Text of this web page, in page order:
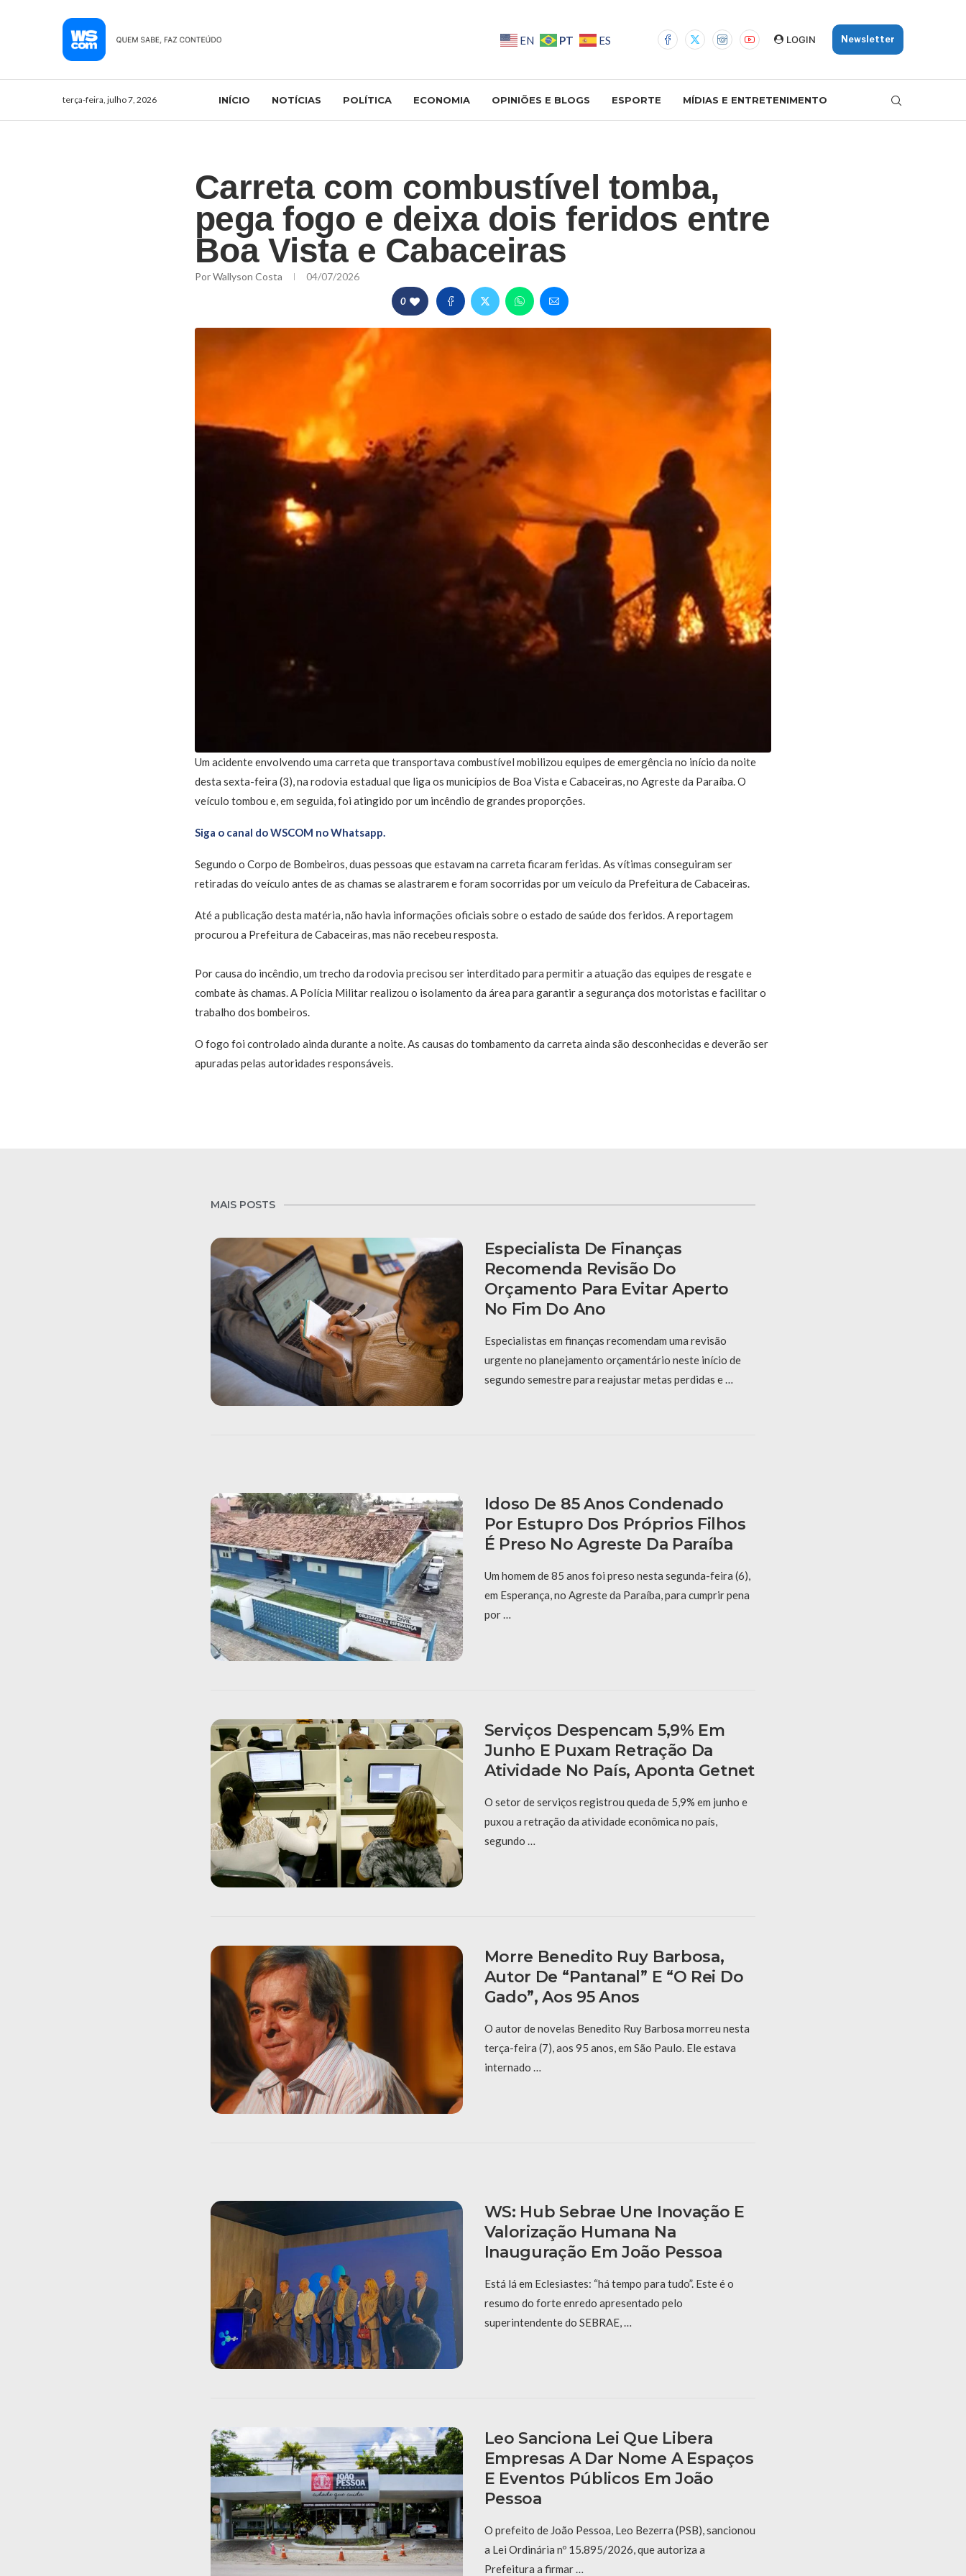
EN PT ES LOGIN Newsletter
terça-feira, julho 7, 2026 INÍCIO NOTÍCIAS POLÍTICA ECONOMIA OPINIÕES E BLOGS ESPORTE MÍDIAS E ENTRETENIMENTO
Carreta com combustível tomba,
pega fogo e deixa dois feridos entre
Boa Vista e Cabaceiras
PorWallyson Costa 04/07/2026
0
Um acidente envolvendo uma carreta que transportava combustível mobilizou equipes de emergência no início da noite
desta sexta-feira (3), na rodovia estadual que liga os municípios de Boa Vista e Cabaceiras, no Agreste da Paraíba. O
veículo tombou e, em seguida, foi atingido por um incêndio de grandes proporções.
Siga o canal do WSCOM no Whatsapp.
Segundo o Corpo de Bombeiros, duas pessoas que estavam na carreta ficaram feridas. As vítimas conseguiram ser
retiradas do veículo antes de as chamas se alastrarem e foram socorridas por um veículo da Prefeitura de Cabaceiras.
Até a publicação desta matéria, não havia informações oficiais sobre o estado de saúde dos feridos. A reportagem
procurou a Prefeitura de Cabaceiras, mas não recebeu resposta.
Por causa do incêndio, um trecho da rodovia precisou ser interditado para permitir a atuação das equipes de resgate e
combate às chamas. A Polícia Militar realizou o isolamento da área para garantir a segurança dos motoristas e facilitar o
trabalho dos bombeiros.
O fogo foi controlado ainda durante a noite. As causas do tombamento da carreta ainda são desconhecidas e deverão ser
apuradas pelas autoridades responsáveis.
MAIS POSTS
Especialista De Finanças
Recomenda Revisão Do
Orçamento Para Evitar Aperto
No Fim Do Ano
Especialistas em finanças recomendam uma revisão
urgente no planejamento orçamentário neste início de
segundo semestre para reajustar metas perdidas e …
Idoso De 85 Anos Condenado
Por Estupro Dos Próprios Filhos
É Preso No Agreste Da Paraíba
Um homem de 85 anos foi preso nesta segunda-feira (6),
em Esperança, no Agreste da Paraíba, para cumprir pena
por …
Serviços Despencam 5,9% Em
Junho E Puxam Retração Da
Atividade No País, Aponta Getnet
O setor de serviços registrou queda de 5,9% em junho e
puxou a retração da atividade econômica no país,
segundo …
Morre Benedito Ruy Barbosa,
Autor De “Pantanal” E “O Rei Do
Gado”, Aos 95 Anos
O autor de novelas Benedito Ruy Barbosa morreu nesta
terça-feira (7), aos 95 anos, em São Paulo. Ele estava
internado …
WS: Hub Sebrae Une Inovação E
Valorização Humana Na
Inauguração Em João Pessoa
Está lá em Eclesiastes: “há tempo para tudo”. Este é o
resumo do forte enredo apresentado pelo
superintendente do SEBRAE, …
Leo Sanciona Lei Que Libera
Empresas A Dar Nome A Espaços
E Eventos Públicos Em João
Pessoa
O prefeito de João Pessoa, Leo Bezerra (PSB), sancionou
a Lei Ordinária nº 15.895/2026, que autoriza a
Prefeitura a firmar …